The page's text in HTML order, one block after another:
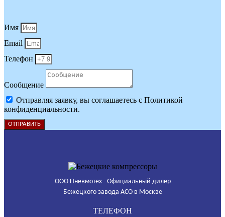
Имя
Email
Телефон
Сообщение
Отправляя заявку, вы соглашаетесь с Политикой
конфиденциальности.
ОТПРАВИТЬ
ООО Пневмотех - Официальный дилер
Бежецкого завода АСО в Москве
ТЕЛЕФОН